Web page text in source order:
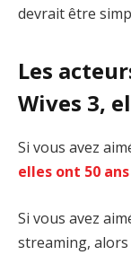
devrait être
Les
Wives 3,
Si vous avez
elles ont 50
Si vous avez
streaming, alors